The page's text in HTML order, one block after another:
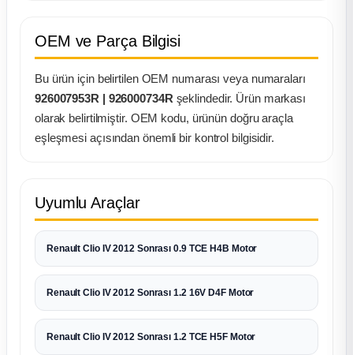
OEM ve Parça Bilgisi
Bu ürün için belirtilen OEM numarası veya numaraları
926007953R | 926000734R şeklindedir. Ürün markası
olarak belirtilmiştir. OEM kodu, ürünün doğru araçla
eşleşmesi açısından önemli bir kontrol bilgisidir.
Uyumlu Araçlar
Renault Clio IV 2012 Sonrası 0.9 TCE H4B Motor
Renault Clio IV 2012 Sonrası 1.2 16V D4F Motor
Renault Clio IV 2012 Sonrası 1.2 TCE H5F Motor